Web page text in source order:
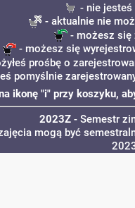
- nie
- aktualnie nie
- możesz się
- możesz się
prośbę o
pomyślnie
ikonę "i" przy koszyku,
2023Z- Semestr
mogą być